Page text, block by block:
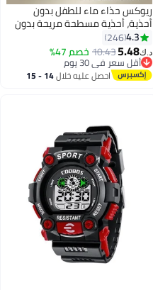
13
ريوكس حذاء ماء للطفل بدون
أحذية، أحذية مسطحة مريحة بدون
أحذية لصغار الأطفال وبنات الصغيرة
والصبيان، أحذية ماء تجف بسرعة
بدون أحذية، أحذية شاطئ صيفية،
أحذية رياضية غير انزلاقية بدون
أحذية لطفولة/كبار الأطفال، حذاء
4.3
246
د.ك‏5.48
10.43خصم 47%
أقل سعر في 30 يوم
أقل سعر في 30 يوماحصل عليه خلال 14 - 15